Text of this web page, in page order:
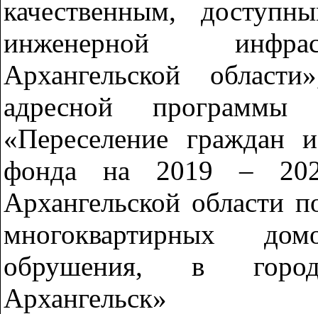
качественным,
инженерной
Архангельской
адресной программы
«Переселение граждан
фонда на 2019 –
Архангельской области
многоквартирных
обрушения, в
Архангельск»